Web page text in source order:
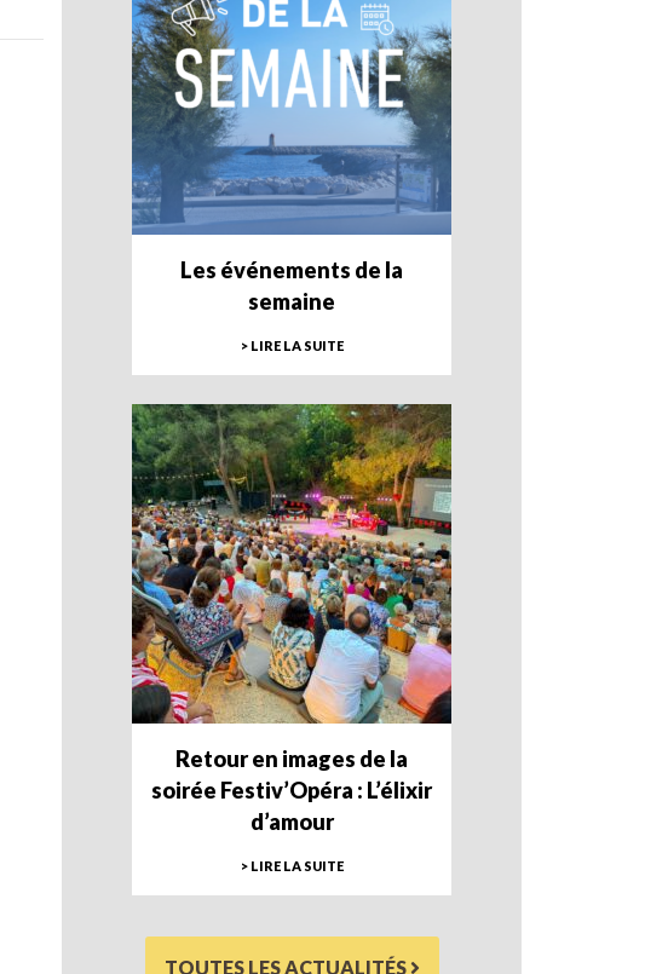
Les événements de la
semaine
> LIRE LA SUITE
Retour en images de la
soirée Festiv’Opéra : L’élixir
d’amour
> LIRE LA SUITE
TOUTES LES ACTUALITÉS